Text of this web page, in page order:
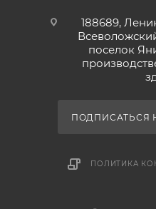
188689,
поселок
ПОДПИСАТЬСЯ
ПОЛИТИКА